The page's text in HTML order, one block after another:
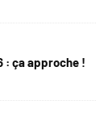
: ça approche !